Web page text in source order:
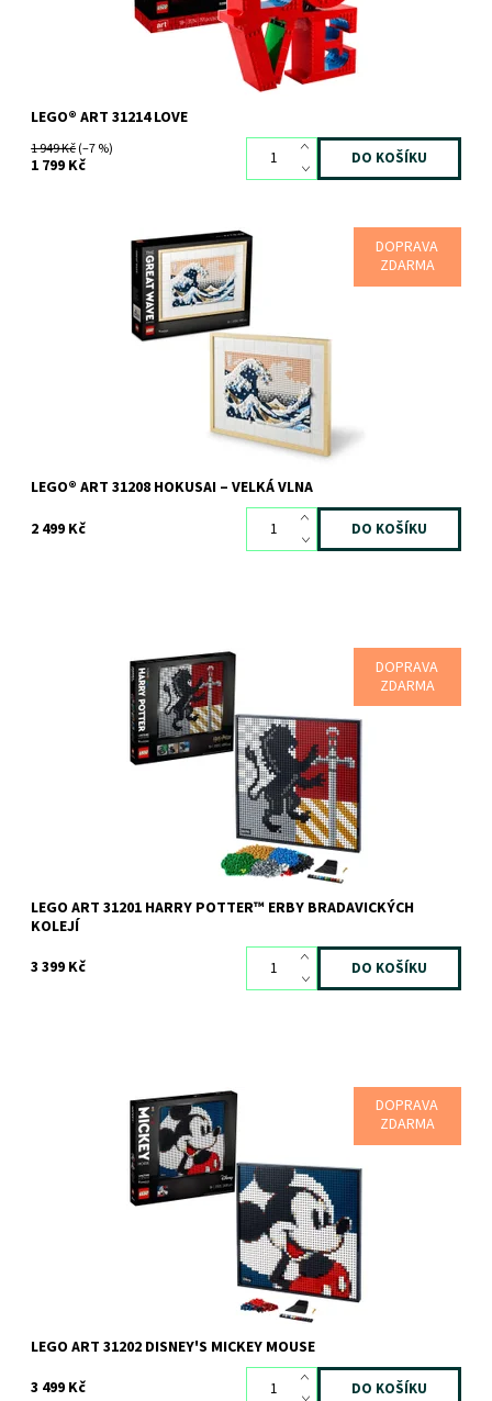
LEGO® ART 31214 LOVE
1 949 Kč(–7 %)
1 799 Kč
DOPRAVA
ZDARMA
Pochlubte se svou vášní pro umění tímto japonským obrazem
Skladem2 ks
10548
LEGO® ART 31208 HOKUSAI – VELKÁ VLNA
2 499 Kč
DOPRAVA
ZDARMA
Dejte najevo svou věrnost působivou nástěnnou mozaikou
Skladem3 ks
7799
LEGO
LEGO ART 31201 HARRY POTTER™ ERBY BRADAVICKÝCH
KOLEJÍ
3 399 Kč
DOPRAVA
ZDARMA
Vyzdob si domácnost Myšákem Mickey a Myškou Minnie studia
Skladem1 ks
8012
LEGO
LEGO ART 31202 DISNEY'S MICKEY MOUSE
3 499 Kč